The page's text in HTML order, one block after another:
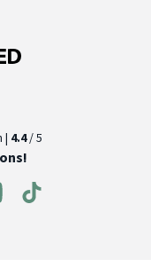
| 4.4/ 5